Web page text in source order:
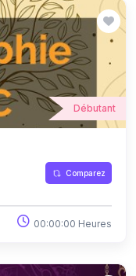
Débutant
Comparez
00:00:00 Heures